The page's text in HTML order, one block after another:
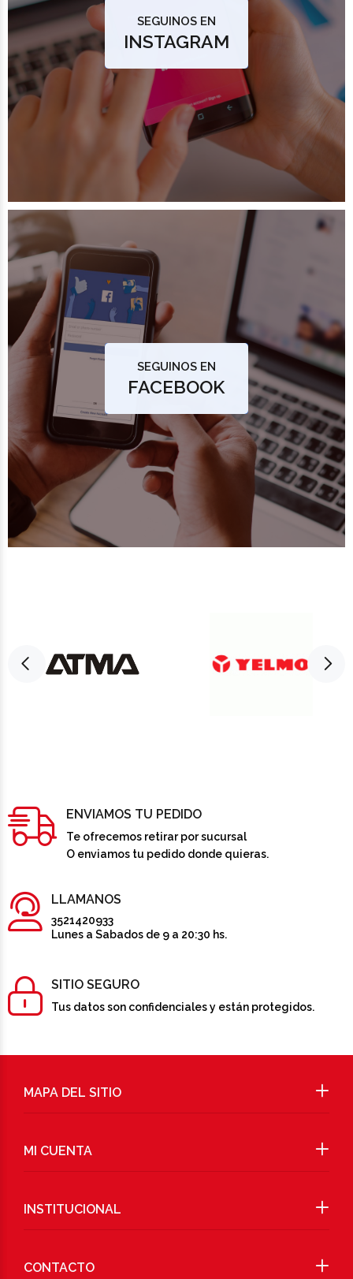
SEGUINOS EN
INSTAGRAM
SEGUINOS EN
FACEBOOK
ENVIAMOS TU PEDIDO
Te ofrecemos retirar por sucursal
O enviamos tu pedido donde quieras.
LLAMANOS
3521420933
Lunes a Sabados de 9 a 20:30 hs.
SITIO SEGURO
Tus datos son confidenciales y están protegidos.
MAPA DEL SITIO
MI CUENTA
INSTITUCIONAL
CONTACTO